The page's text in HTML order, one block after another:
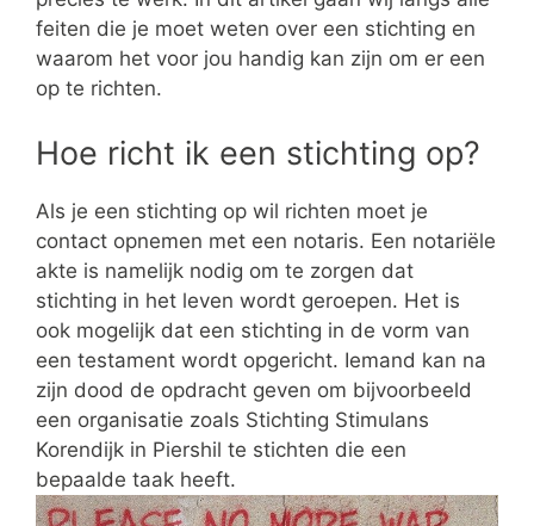
feiten die je moet weten over een stichting en
waarom het voor jou handig kan zijn om er een
op te richten.
Hoe richt ik een stichting op?
Als je een stichting op wil richten moet je
contact opnemen met een notaris. Een notariële
akte is namelijk nodig om te zorgen dat
stichting in het leven wordt geroepen. Het is
ook mogelijk dat een stichting in de vorm van
een testament wordt opgericht. Iemand kan na
zijn dood de opdracht geven om bijvoorbeeld
een organisatie zoals Stichting Stimulans
Korendijk in Piershil te stichten die een
bepaalde taak heeft.